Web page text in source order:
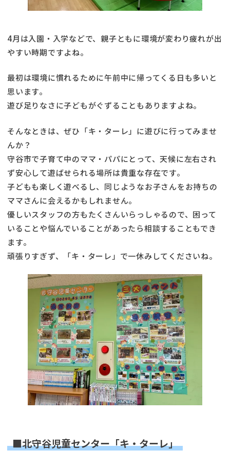
4月は入園・入学などで、親子ともに環境が変わり疲れが出
やすい時期ですよね。
最初は環境に慣れるために午前中に帰ってくる日も多いと
思います。
遊び足りなさに子どもがぐずることもありますよね。
そんなときは、ぜひ「キ・ターレ」に遊びに行ってみませ
んか？
守谷市で子育て中のママ・パパにとって、天候に左右され
ず安心して遊ばせられる場所は貴重な存在です。
子どもも楽しく遊べるし、同じようなお子さんをお持ちの
ママさんに会えるかもしれません。
優しいスタッフの方もたくさんいらっしゃるので、困って
いることや悩んでいることがあったら相談することもでき
ます。
頑張りすぎず、「キ・ターレ」で一休みしてくださいね。
■北守谷児童センター「キ・ターレ」